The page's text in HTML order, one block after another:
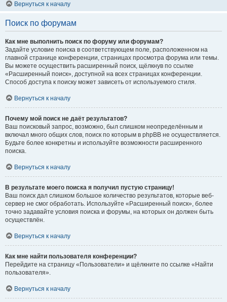
Вернуться к началу
Поиск по форумам
Как мне выполнить поиск по форуму или форумам?
Задайте условие поиска в соответствующем поле, расположенном на
главной странице конференции, страницах просмотра форума или темы.
Вы можете осуществить расширенный поиск, щёлкнув по ссылке
«Расширенный поиск», доступной на всех страницах конференции.
Способ доступа к поиску может зависеть от используемого стиля.
Вернуться к началу
Почему мой поиск не даёт результатов?
Ваш поисковый запрос, возможно, был слишком неопределённым и
включал много общих слов, поиск по которым в phpBB не осуществляется.
Будьте более конкретны и используйте возможности расширенного
поиска.
Вернуться к началу
В результате моего поиска я получил пустую страницу!
Ваш поиск дал слишком большое количество результатов, которые веб-
сервер не смог обработать. Используйте «Расширенный поиск», более
точно задавайте условия поиска и форумы, на которых он должен быть
осуществлён.
Вернуться к началу
Как мне найти пользователя конференции?
Перейдите на страницу «Пользователи» и щёлкните по ссылке «Найти
пользователя».
Вернуться к началу